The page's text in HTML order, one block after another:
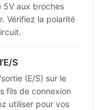
5V aux broches
Vérifiez la polarité
S
(E/S) sur le
fils de connexion
utiliser pour vos